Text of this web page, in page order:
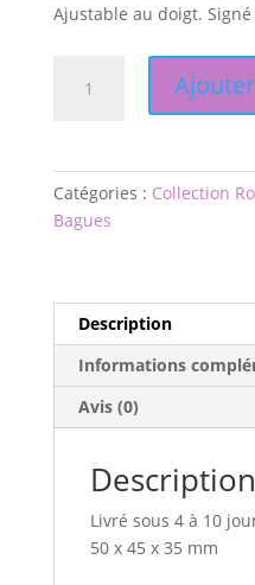
Ajustable au doigt. Signé
"Rose
à
l'Or"
argent
Catégories : Collection
Bagues
Description
Informations
Avis (0)
Description
Livré sous 4 à 10
50 x 45 x 35 mm